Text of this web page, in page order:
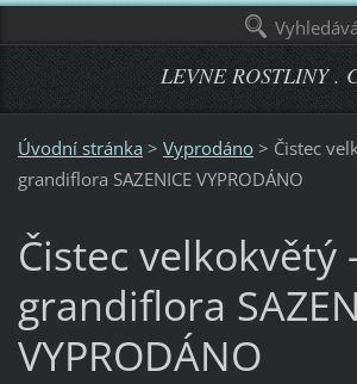
LEVNE ROSTLINY .
Úvodní stránka > Vyprodáno > Čistec
grandiflora SAZENICE VYPRODÁNO
Čistec velkokvětý
grandiflora
VYPRODÁNO